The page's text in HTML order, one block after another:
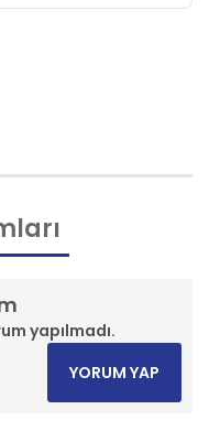
LMO/LGB/LME
yapılmadı.
YORUM YAP